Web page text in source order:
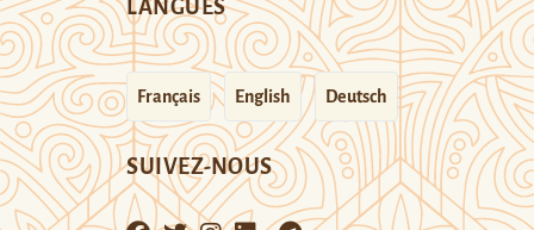
LANGUES
Français English Deutsch
SUIVEZ-NOUS